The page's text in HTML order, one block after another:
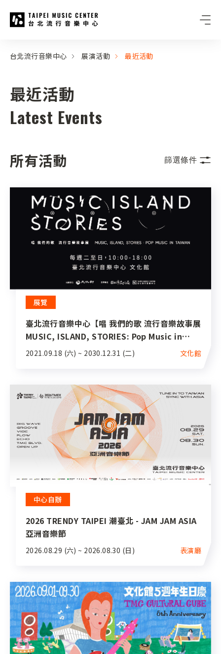
:::
台北流行音樂中心 展演活動 最近活動
最近活動
Latest Events
所有活動 篩選條件
展覽
臺北流行音樂中心【唱 我們的歌 流行音樂故事展
MUSIC, ISLAND, STORIES: Pop Music in
Taiwan】
2021.09.18 (六) ~ 2030.12.31 (二) 文化館
中心自辦
2026 TRENDY TAIPEI 潮臺北 - JAM JAM ASIA
亞洲音樂節
2026.08.29 (六) ~ 2026.08.30 (日) 表演廳